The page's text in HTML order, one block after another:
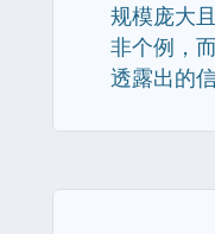
规模庞大
非个例，
透露出的